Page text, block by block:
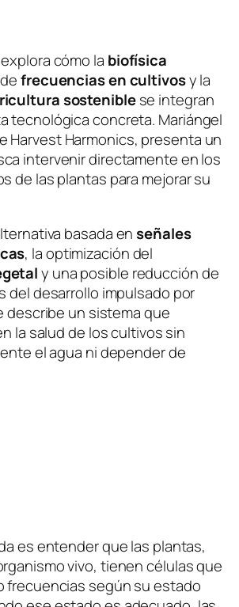
cómo la biofísica
defrecuencias en cultivosy la
sosteniblese integran
tecnológica concreta. Mariángel
Harvest Harmonics, presenta un
intervenir directamente en los
de las plantas para mejorar su
basada enseñales
, la optimización del
y una posible reducción de
del desarrollo impulsado por
describe un sistema que
la salud de los cultivos sin
el agua ni depender de
es entender que las plantas,
vivo, tienen células que
frecuencias según su estado